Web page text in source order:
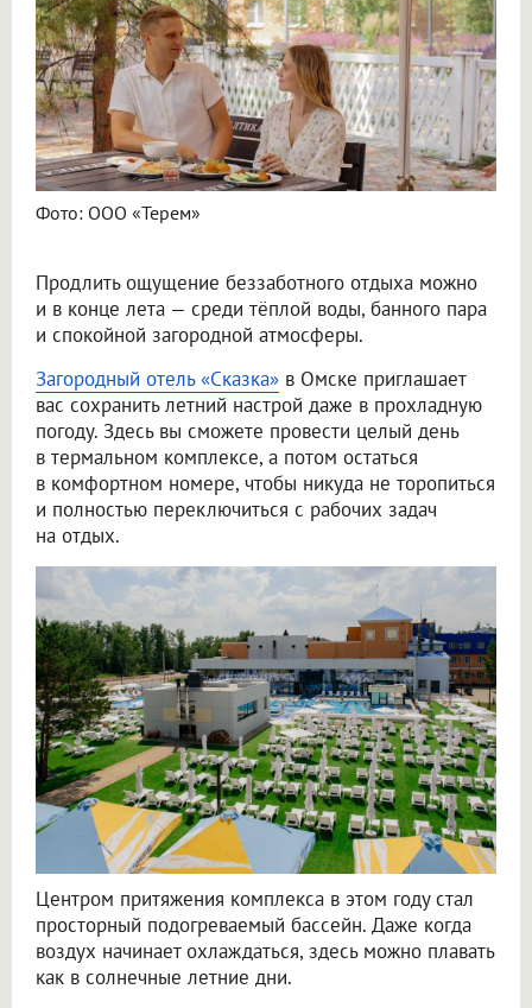
Фото: ООО «Терем»
Продлить ощущение беззаботного отдыха можно
и в конце лета — среди тёплой воды, банного пара
и спокойной загородной атмосферы.
Загородный отель «Сказка» в Омске приглашает
вас сохранить летний настрой даже в прохладную
погоду. Здесь вы сможете провести целый день
в термальном комплексе, а потом остаться
в комфортном номере, чтобы никуда не торопиться
и полностью переключиться с рабочих задач
на отдых.
Центром притяжения комплекса в этом году стал
просторный подогреваемый бассейн. Даже когда
воздух начинает охлаждаться, здесь можно плавать
как в солнечные летние дни.